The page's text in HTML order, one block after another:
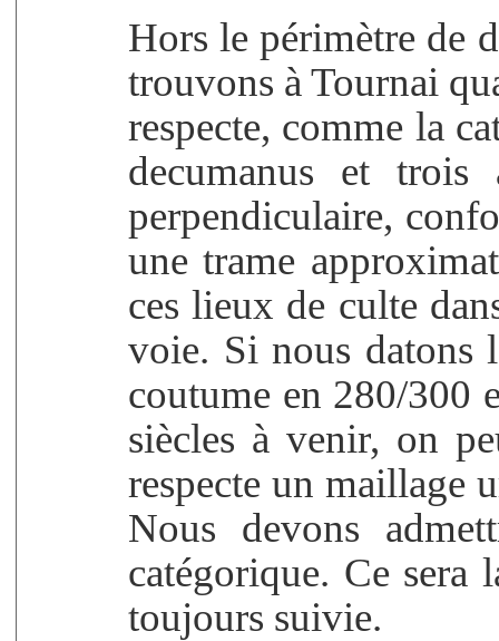
Hors le périmètre de
trouvons à Tournai
respecte, comme la
decumanus et
perpendiculaire,
une trame
ces lieux de culte
voie. Si nous datons
coutume en 280/300
siècles à venir, on
respecte un maillage
Nous devons
catégorique. Ce sera
toujours suivie.